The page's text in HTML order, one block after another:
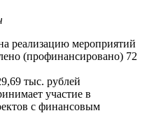
реализацию мероприятий
(профинансировано) 72
тыс. рублей
участие в
с финансовым